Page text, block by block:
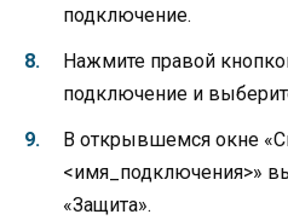
подключение.
Нажмите правой
подключение и
В открывшемся окне
<имя_подключения>»
«Защита».